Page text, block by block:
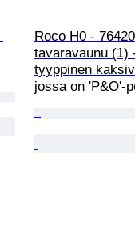
Roco H0 -
tavaravaunu (1)
tyyppinen
jossa on 'P&O'-